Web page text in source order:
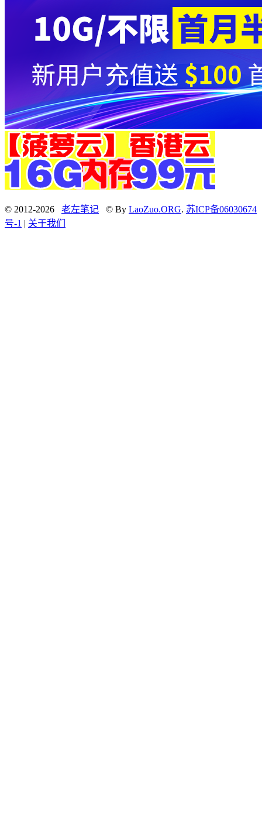
© 2012-2026 老左笔记 © By LaoZuo.ORG. 苏ICP备06030674
号-1 | 关于我们